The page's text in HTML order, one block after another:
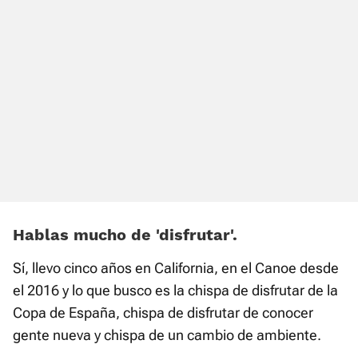
Hablas mucho de 'disfrutar'.
Sí, llevo cinco años en California, en el Canoe desde
el 2016 y lo que busco es la chispa de disfrutar de la
Copa de España, chispa de disfrutar de conocer
gente nueva y chispa de un cambio de ambiente.